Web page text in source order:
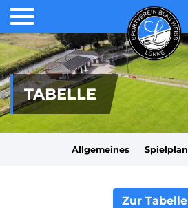
TABELLE
Allgemeines Spielplan
Zur Tabelle